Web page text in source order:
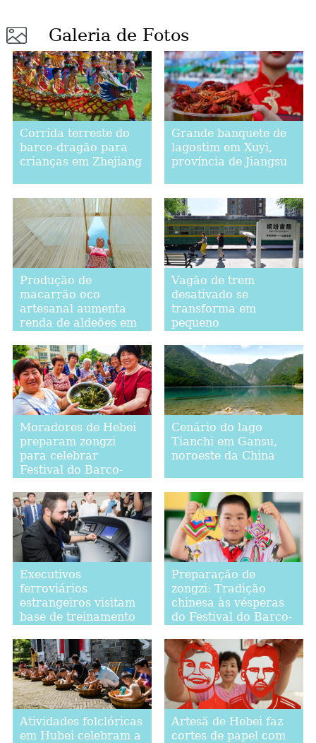
Galeria de Fotos
Corrida terreste do
barco-dragão para
crianças em Zhejiang
Grande banquete de
lagostim em Xuyi,
província de Jiangsu
Produção de
macarrão oco
artesanal aumenta
renda de aldeões em
Vagão de trem
desativado se
transforma em
pequeno
Xi'an
Moradores de Hebei
preparam zongzi
para celebrar
Festival do Barco-
Cenário do lago
Tianchi em Gansu,
noroeste da China
Executivos
ferroviários
estrangeiros visitam
base de treinamento
ferrovias de alta
velocidade
Preparação de
zongzi: Tradição
chinesa às vésperas
do Festival do Barco-
Atividades folclóricas
em Hubei celebram a
Artesã de Hebei faz
cortes de papel com